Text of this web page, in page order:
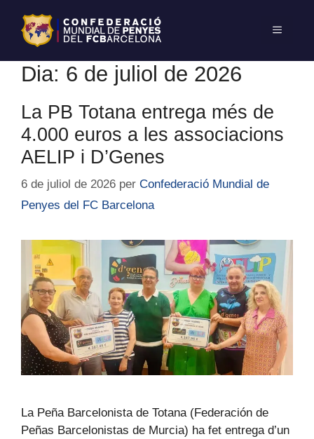
Dia: 6 de juliol de 2026
La PB Totana entrega més de
4.000 euros a les associacions
AELIP i D’Genes
6 de juliol de 2026 per Confederació Mundial de
Penyes del FC Barcelona
La Peña Barcelonista de Totana (Federación de
Peñas Barcelonistas de Murcia) ha fet entrega d’un